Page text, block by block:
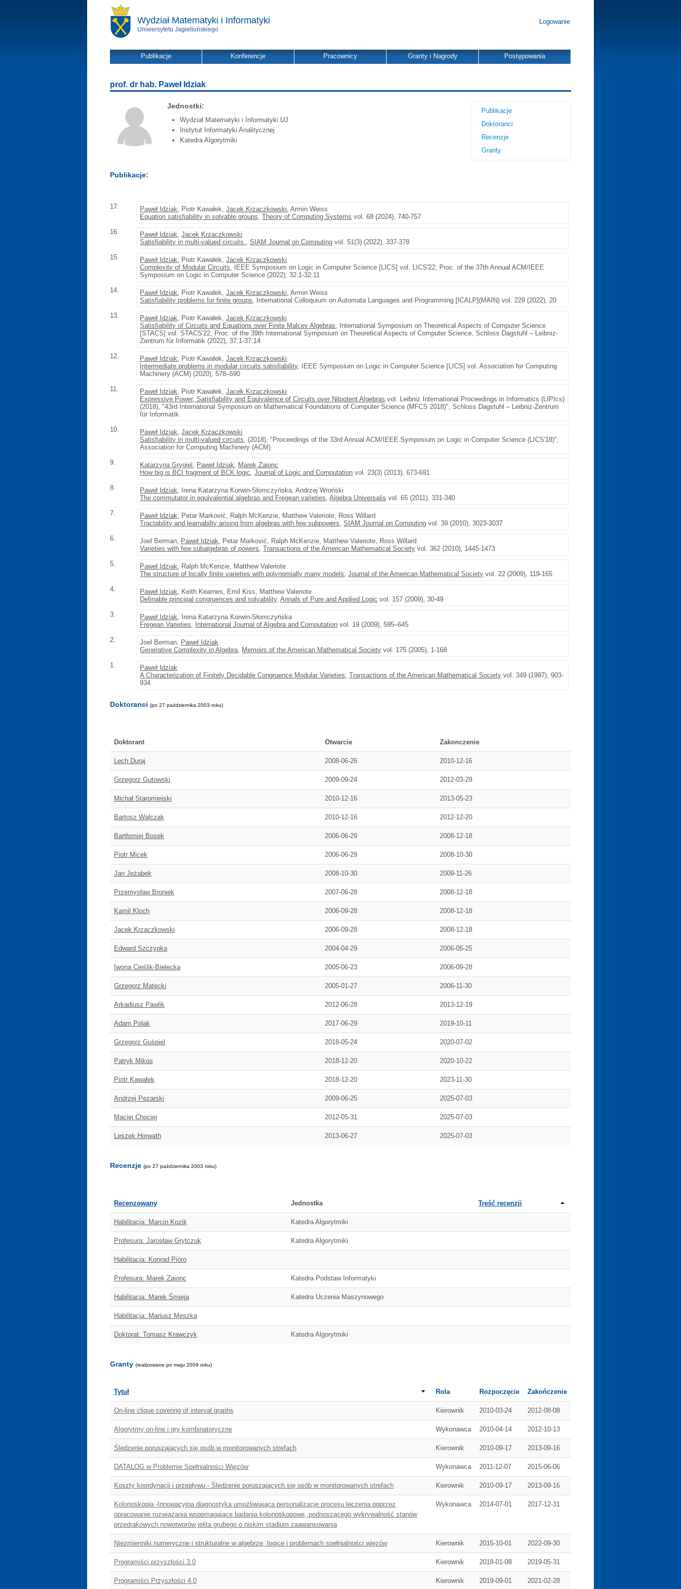
Wydział Matematyki i Informatyki
Uniwersytetu Jagiellońskiego
Logowanie
Publikacje Konferencje Pracownicy Granty i Nagrody Postępowania
prof. dr hab. Paweł Idziak
Jednostki:
Wydział Matematyki i Informatyki UJ
Instytut Informatyki Analitycznej
Katedra Algorytmiki
Publikacje
Doktoranci
Recenzje
Granty
Publikacje:
17. Paweł Idziak, Piotr Kawałek,Jacek Krzaczkowski, Armin Weiss
Equation satisfiability in solvable groups,Theory of Computing Systems vol. 68 (2024), 740-757
16.
Paweł Idziak,Jacek Krzaczkowski
Satisfiability in multi-valued circuits ,SIAM Journal on Computing vol. 51(3) (2022), 337-378
15.
Paweł Idziak, Piotr Kawałek,Jacek Krzaczkowski
Complexity of Modular Circuits, IEEE Symposium on Logic in Computer Science [LICS] vol. LICS'22; Proc. of the 37th Annual ACM/IEEE
Symposium on Logic in Computer Science (2022), 32:1-32:11
14.
Paweł Idziak, Piotr Kawałek,Jacek Krzaczkowski, Armin Weiss
Satisfiability problems for finite groups, International Colloquium on Automata Languages and Programming [ICALP](MAIN) vol. 229 (2022), 20
13.
Paweł Idziak, Piotr Kawałek,Jacek Krzaczkowski
Satisfiability of Circuits and Equations over Finite Malcev Algebras, International Symposium on Theoretical Aspects of Computer Science
[STACS] vol. STACS'22; Proc. of the 39th International Symposium on Theoretical Aspects of Computer Science, Schloss Dagstuhl – Leibniz-
Zentrum für Informatik (2022), 37:1-37:14
12.
Paweł Idziak, Piotr Kawałek,Jacek Krzaczkowski
Intermediate problems in modular circuits satisfiability, IEEE Symposium on Logic in Computer Science [LICS] vol. Association for Computing
Machinery (ACM) (2020), 578–590
11.
Paweł Idziak, Piotr Kawałek,Jacek Krzaczkowski
Expressive Power, Satisfiability and Equivalence of Circuits over Nilpotent Algebras vol. Leibniz International Proceedings in Informatics (LIPIcs)
(2018), "43rd International Symposium on Mathematical Foundations of Computer Science (MFCS 2018)", Schloss Dagstuhl – Leibniz-Zentrum
für Informatik
10.
Paweł Idziak,Jacek Krzaczkowski
Satisfiability in multi-valued circuits, (2018), "Proceedings of the 33rd Annual ACM/IEEE Symposium on Logic in Computer Science (LICS'18)",
Association for Computing Machinery (ACM)
9.
Katarzyna Grygiel , Paweł Idziak, Marek Zaionc
How big is BCI fragment of BCK logic,Journal of Logic and Computation vol. 23(3) (2013), 673-691
8.
Paweł Idziak, Irena Katarzyna Korwin-Słomczyńska, Andrzej Wroński
The commutator in equivalential algebras and Fregean varieties,Algebra Universalis vol. 65 (2011), 331-340
7.
Paweł Idziak, Petar Marković, Ralph McKenzie, Matthew Valeriote, Ross Willard
Tractability and learnabilty arising from algebras with few subpowers,SIAM Journal on Computing vol. 39 (2010), 3023-3037
6.
Joel Berman, Paweł Idziak, Petar Marković, Ralph McKenzie, Matthew Valeriote, Ross Willard
Varieties with few subalgebras of powers,Transactions of the American Mathematical Society vol. 362 (2010), 1445-1473
5.
Paweł Idziak, Ralph McKenzie, Matthew Valeriote
The structure of locally finite varieties with polynomially many models,Journal of the American Mathematical Society vol. 22 (2009), 119-165
4.
Paweł Idziak, Keith Kearnes, Emil Kiss, Matthew Valeriote
Definable principal congruences and solvability,Annals of Pure and Applied Logic vol. 157 (2009), 30-49
3.
Paweł Idziak, Irena Katarzyna Korwin-Słomczyńska
Fregean Varieties, International Journal of Algebra and Computation vol. 19 (2009), 595–645
2.
Joel Berman, Paweł Idziak
Generative Complexity in Algebra, Memoirs of the American Mathematical Society vol. 175 (2005), 1-168
1.
Paweł Idziak
A Characterization of Finitely Decidable Congruence Modular Varieties,Transactions of the American Mathematical Society vol. 349 (1997), 903-
934
Doktoranci (po 27 października 2003 roku)
Doktorant Otwarcie Zakonczenie
Lech Duraj 2008-06-26 2010-12-16
Grzegorz Gutowski 2009-09-24 2012-03-29
Michał Staromiejski 2010-12-16 2013-05-23
Bartosz Walczak 2010-12-16 2012-12-20
Bartłomiej Bosek 2006-06-29 2008-12-18
Piotr Micek 2006-06-29 2008-10-30
Jan Jeżabek 2008-10-30 2009-11-26
Przemysław Broniek 2007-06-28 2008-12-18
Kamil Kloch 2006-09-28 2008-12-18
Jacek Krzaczkowski 2006-09-28 2008-12-18
Edward Szczypka 2004-04-29 2006-05-25
Iwona Cieślik-Bielecka 2005-06-23 2006-09-28
Grzegorz Matecki 2005-01-27 2006-11-30
Arkadiusz Pawlik 2012-06-28 2013-12-19
Adam Polak 2017-06-29 2019-10-11
Grzegorz Guśpiel 2018-05-24 2020-07-02
Patryk Mikos 2018-12-20 2020-10-22
Piotr Kawałek 2018-12-20 2023-11-30
Andrzej Pezarski 2009-06-25 2025-07-03
Maciej Chociej 2012-05-31 2025-07-03
Leszek Horwath 2013-06-27 2025-07-03
Recenzje (po 27 października 2003 roku)
Recenzowany Jednostka Treść recenzji
Habilitacja: Marcin Kozik Katedra Algorytmiki
Profesura: Jarosław Grytczuk Katedra Algorytmiki
Habilitacja: Konrad Pióro
Profesura: Marek Zaionc Katedra Podstaw Informatyki
Habilitacja: Marek Śmieja Katedra Uczenia Maszynowego
Habilitacja: Mariusz Meszka
Doktorat: Tomasz Krawczyk Katedra Algorytmiki
Granty (realizowane po maju 2009 roku)
Tytuł Rola Rozpoczęcie Zakończenie
On-line clique covering of interval graphs Kierownik 2010-03-24 2012-08-08
Algorytmy on-line i gry kombinatoryczne Wykonawca 2010-04-14 2012-10-13
Śledzenie poruszających się osób w monitorowanych strefach Kierownik 2010-09-17 2013-09-16
DATALOG w Problemie Spełnialności Więzów Wykonawca 2011-12-07 2015-06-06
Koszty koordynacji i przepływu - Śledzenie poruszających się osób w monitorowanych strefach Kierownik 2010-09-17 2013-09-16
Kolonoskopia -Innowacyjna diagnostyka umożliwiająca personalizacje procesu leczenia poprzez
opracowanie rozwiązania wspomagające badania kolonoskopowe, podnoszącego wykrywalność stanów
przedrakowych nowotworów jelita grubego o niskim stadium zaawansowania
Wykonawca 2014-07-01 2017-12-31
Niezmienniki numeryczne i strukturalne w algebrze, logice i problemach spełnialności więzów Kierownik 2015-10-01 2022-09-30
Programiści przyszłości 3.0 Kierownik 2018-01-08 2019-05-31
Programiści Przyszłości 4.0 Kierownik 2019-09-01 2021-02-28